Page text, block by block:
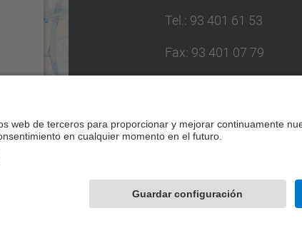
Tel. : 93 401 61 53
Fax: 93 401 07 79